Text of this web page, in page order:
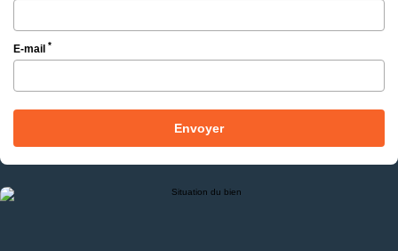
E-mail *
Envoyer